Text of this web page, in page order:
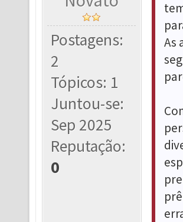
Postagens:
2
Tópicos: 1
Juntou-se:
Sep 2025
Reputação:
0
As